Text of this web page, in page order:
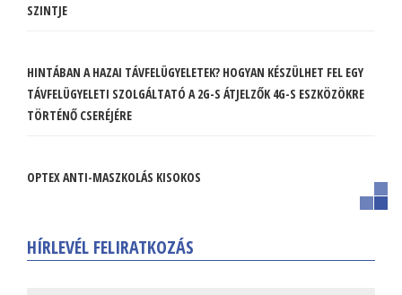
SZINTJE
HINTÁBAN A HAZAI TÁVFELÜGYELETEK? HOGYAN KÉSZÜLHET FEL EGY
TÁVFELÜGYELETI SZOLGÁLTATÓ A 2G-S ÁTJELZŐK 4G-S ESZKÖZÖKRE
TÖRTÉNŐ CSERÉJÉRE
OPTEX ANTI-MASZKOLÁS KISOKOS
HÍRLEVÉL FELIRATKOZÁS